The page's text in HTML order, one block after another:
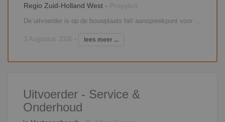
Regio Zuid-Holland West - Propylon
De uitvoerder is op de bouwplaats hét aanspreekpunt voor alle betrokken partijen op de bouw. Zo stuur je onderaannemers aan, heb je regelmatig overleg met de projectleider, verdeel je de werkzaamheden over de ploegen en geef je leiding aan junior uitvoerders. Verder ben je verantwoordelijk voor het afroepen van materieel en materialen, de algehele voortgang en planningen, het signaleren van meer- en minderwerk en de volledige personeelsinzet.
3 Augustus 2026 - lees meer ...
Uitvoerder - Service &
Onderhoud